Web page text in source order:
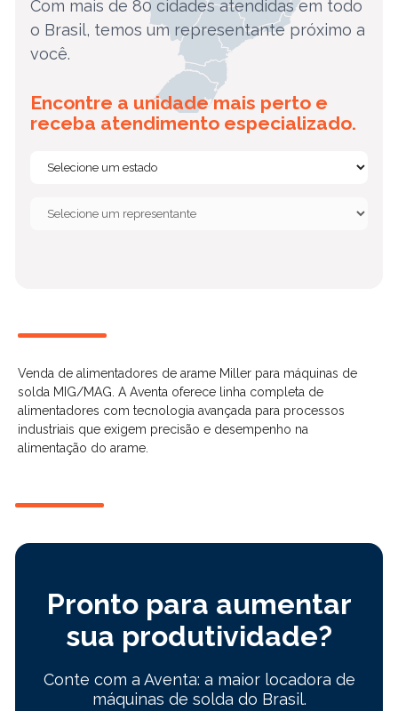
Com mais de 80 cidades atendidas em todo
o Brasil, temos um representante próximo a
você.
Encontre a unidade mais perto e
receba atendimento especializado.
Venda de alimentadores de arame Miller para máquinas de
solda MIG/MAG. A Aventa oferece linha completa de
alimentadores com tecnologia avançada para processos
industriais que exigem precisão e desempenho na
alimentação do arame.
Pronto para aumentar
sua produtividade?
Conte com a Aventa: a maior locadora de
máquinas de solda do Brasil.